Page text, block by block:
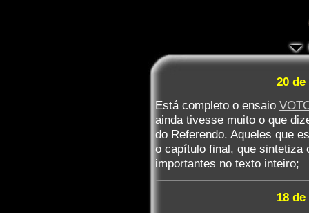
20
Está completo o ensaio
ainda tivesse muito o que
do Referendo. Aqueles que
o capítulo final, que sintetiza
importantes no texto inteiro;
18